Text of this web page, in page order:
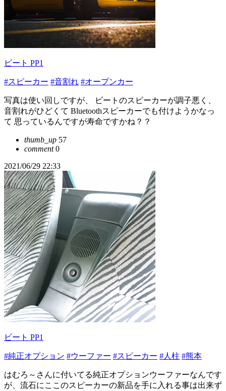
ビート PP1
#スピーカー #音割れ #オープンカー
写真は使い回しですが、 ビートのスピーカーが調子悪く、
音割れがひどくて Bluetoothスピーカーでも付けようかなっ
て 思っているんですが寿命ですかね？？
thumb_up 57
comment0
2021/06/29 22:33
ビート PP1
#純正オプション #ウーファー #スピーカー #人柱 #熊本
はむろ～さんに付いてる純正オプションウーファーなんです
が、流石にここのスピーカーの新品を手に入れる事は出来ず